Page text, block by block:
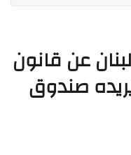
عن قانون
صندوق